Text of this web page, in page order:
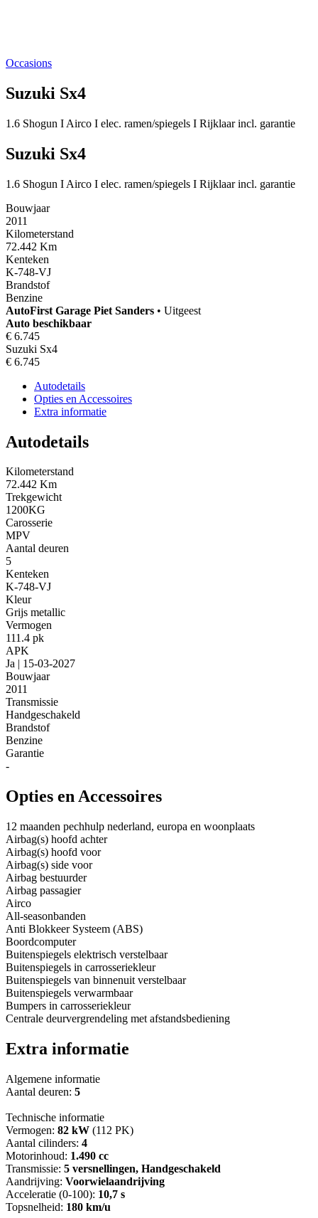
Occasions
Suzuki Sx4
1.6 Shogun I Airco I elec. ramen/spiegels I Rijklaar incl. garantie
Suzuki Sx4
1.6 Shogun I Airco I elec. ramen/spiegels I Rijklaar incl. garantie
Bouwjaar
2011
Kilometerstand
72.442 Km
Kenteken
K-748-VJ
Brandstof
Benzine
AutoFirst Garage Piet Sanders • Uitgeest
Auto beschikbaar
€ 6.745
Suzuki Sx4
€ 6.745
Autodetails
Opties en Accessoires
Extra informatie
Autodetails
Kilometerstand
72.442 Km
Trekgewicht
1200KG
Carosserie
MPV
Aantal deuren
5
Kenteken
K-748-VJ
Kleur
Grijs metallic
Vermogen
111.4 pk
APK
Ja | 15-03-2027
Bouwjaar
2011
Transmissie
Handgeschakeld
Brandstof
Benzine
Garantie
-
Opties en Accessoires
12 maanden pechhulp nederland, europa en woonplaats
Airbag(s) hoofd achter
Airbag(s) hoofd voor
Airbag(s) side voor
Airbag bestuurder
Airbag passagier
Airco
All-seasonbanden
Anti Blokkeer Systeem (ABS)
Boordcomputer
Buitenspiegels elektrisch verstelbaar
Buitenspiegels in carrosseriekleur
Buitenspiegels van binnenuit verstelbaar
Buitenspiegels verwarmbaar
Bumpers in carrosseriekleur
Centrale deurvergrendeling met afstandsbediening
Extra informatie
Algemene informatie
Aantal deuren: 5
Technische informatie
Vermogen: 82 kW (112 PK)
Aantal cilinders: 4
Motorinhoud: 1.490 cc
Transmissie: 5 versnellingen, Handgeschakeld
Aandrijving: Voorwielaandrijving
Acceleratie (0-100): 10,7 s
Topsnelheid: 180 km/u